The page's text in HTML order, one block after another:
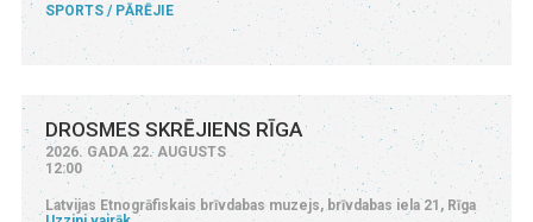
SPORTS
PĀRĒJIE
DROSMES SKRĒJIENS RĪGA
2026. GADA 22. AUGUSTS
12:00
Latvijas Etnogrāfiskais brīvdabas muzejs, brīvdabas iela 21, Rīga